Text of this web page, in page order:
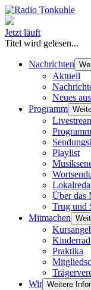
Jetzt läuft
Titel wird gelesen...
Nachrichten
Aktuell
Neues
Programm
Playlist
Über das
Trug und
Mitmachen
Praktika
Wir Weitere